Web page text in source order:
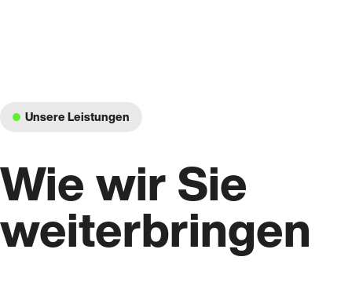
Unsere Leistungen
Wie wir Sie
weiterbringen